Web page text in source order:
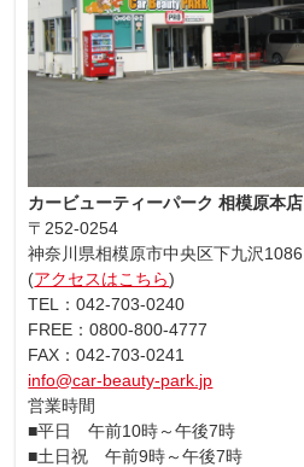
カービューティーパーク 相模原本店
〒252-0254
神奈川県相模原市中央区下九沢1086
(アクセスはこちら)
TEL：042-703-0240
FREE：0800-800-4777
FAX：042-703-0241
info@car-beauty-park.jp
営業時間
■平日 午前10時～午後7時
■土日祝 午前9時～午後7時